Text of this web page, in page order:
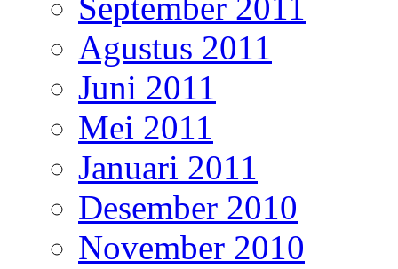
Agustus 2011
Juni 2011
Mei 2011
Januari 2011
Desember 2010
November 2010